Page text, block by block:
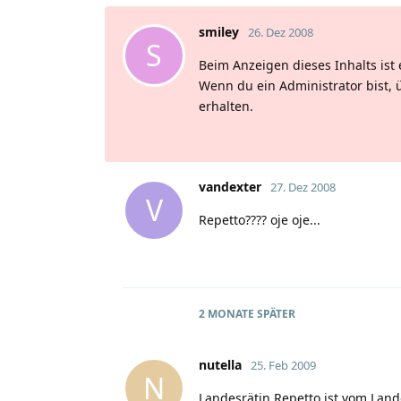
S
smiley 26. Dez 2008
Beim Anzeigen dieses Inhalts
Wenn du ein Administrator bist,
erhalten.
V
vandexter 27. Dez 2008
Repetto???? oje oje...
2 MONATE SPÄTER
N
nutella 25. Feb 2009